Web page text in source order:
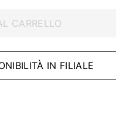
CARRELLO
IN FILIALE